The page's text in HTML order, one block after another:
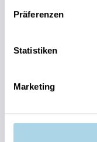
Präferenzen
Statistiken
Marketing